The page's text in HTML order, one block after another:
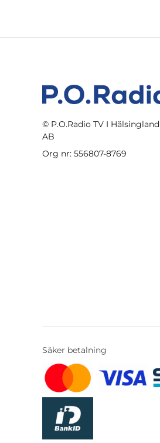
© P.O.Radio TV I Hälsingland
AB
Org nr: 556807-8769
Säker betalning